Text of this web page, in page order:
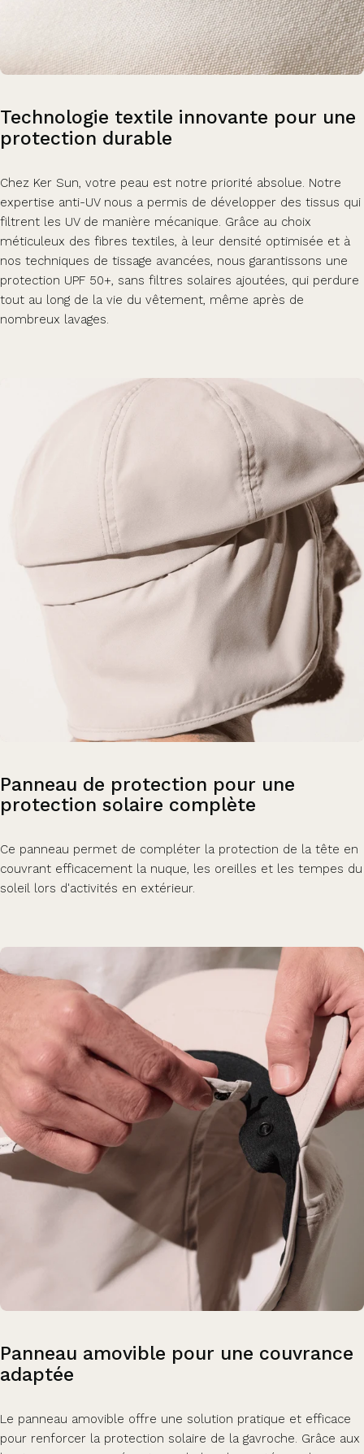
Technologie textile innovante pour une
protection durable
Chez Ker Sun, votre peau est notre priorité absolue. Notre
expertise anti-UV nous a permis de développer des tissus qui
filtrent les UV de manière mécanique. Grâce au choix
méticuleux des fibres textiles, à leur densité optimisée et à
nos techniques de tissage avancées, nous garantissons une
protection UPF 50+, sans filtres solaires ajoutées, qui perdure
tout au long de la vie du vêtement, même après de
nombreux lavages.
Panneau de protection pour une
protection solaire complète
Ce panneau permet de compléter la protection de la tête en
couvrant efficacement la nuque, les oreilles et les tempes du
soleil lors d'activités en extérieur.
Panneau amovible pour une couvrance
adaptée
Le panneau amovible offre une solution pratique et efficace
pour renforcer la protection solaire de la gavroche. Grâce aux